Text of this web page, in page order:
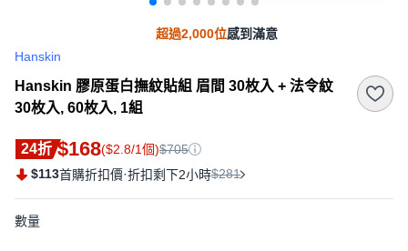
超過2,000位感到滿意
Hanskin
Hanskin 膠原蛋白撫紋貼組 眉間 30枚入 + 法令紋
30枚入, 60枚入, 1組
24折 $168($2.8/1個)$705
$113首購折扣價·折扣剩下2小時$281
數量